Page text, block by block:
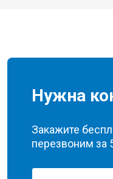
Нужна
Закажите
перезвоним за